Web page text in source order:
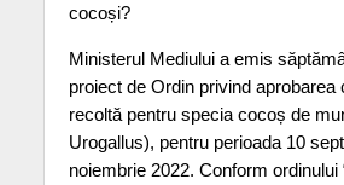
cocoși?
Ministerul Mediului a emis
proiect de Ordin privind aprobarea
recoltă pentru specia cocoș de
Urogallus), pentru perioada 10
noiembrie 2022. Conform ordinului